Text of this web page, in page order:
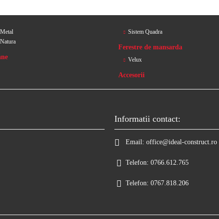
Sistem Quadra
Ferestre de mansarda
Velux
Accesorii
Informatii contact:
Email: office@ideal-construct.ro
Telefon: 0766.612.765
Telefon: 0767.818.206